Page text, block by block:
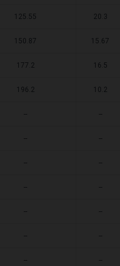
125.55 20.3
150.87 15.67
177.2 16.5
196.2 10.2
-- --
-- --
-- --
-- --
-- --
-- --
-- --